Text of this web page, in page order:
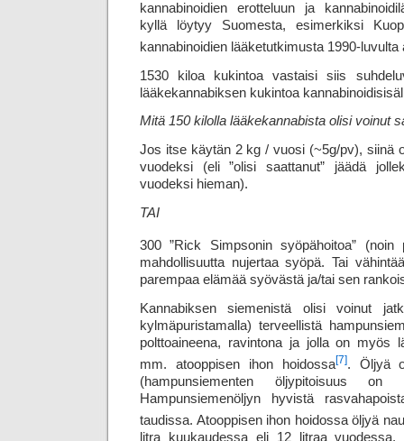
kannabinoidien erotteluun ja
kyllä löytyy Suomesta, esimerkiksi
kannabinoidien lääke­tutkimusta 1990-luvulta
1530 kiloa kukintoa vastaisi siis
lääkekannabiksen kukintoa
Mitä 150 kilolla lääkekannabista olisi voinut
Jos itse käytän 2 kg / vuosi (~5g/pv), siinä
vuodeksi (eli ”olisi saattanut” jäädä
vuodeksi hieman).
TAI
300 ”Rick Simpsonin syöpähoitoa”
mahdollisuutta nujertaa syöpä. Tai
parempaa elämää syövästä ja/tai sen
Kannabiksen siemenistä olisi voinut
kylmäpuristamalla) terveellistä
polttoaineena, ravintona ja jolla on myös
mm. atooppisen ihon hoidossa[7]. Öljyä
(hampunsiementen öljypitoisuus
Hampunsiemenöljyn hyvistä
taudissa. Atooppisen ihon hoidossa öljyä
litra kuukaudessa eli 12 litraa